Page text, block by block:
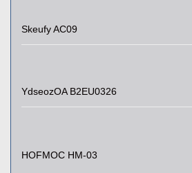
Skeufy AC09
YdseozOA B2EU0326
HOFMOC HM-03